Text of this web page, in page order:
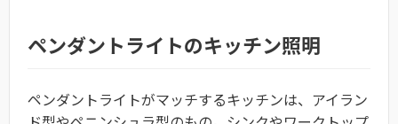
ペンダントライトのキッチン照明
ペンダントライトがマッチするキッチンは、アイラン